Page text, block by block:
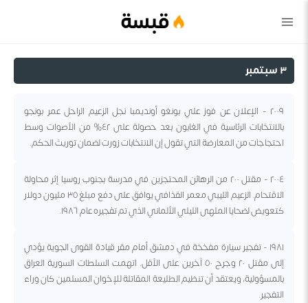
قبسة
٣ سبتمبر
٢٠٠٩ - الإعلان عن فوز علي بونغو أونديمبا نجل الزعيم الراحل عمر بونجو
بالانتخابات الرئاسية في الغابون بعد حصولة على ٤٢% من الأصوات وسط
احتجاجات من المعارضة التي تقول إن الانتخابات زورت لضمان توريث الحكم.
٢٠٠٤ - مقتل ٢٠٠ من الرهائن المحتجزين في مدرسة بجنوب روسيا إثر محاولة
الاقتحام. الزعيم الليبي معمر القذافي يوافق على دفع مبلغ ٣٥ مليون دولار
كتعويض لضحايا الملهى الليلي الألماني الذي تم تفجيره عام ١٩٨٦.
١٩٨١ - تفجير سيارة مفخخة في دمشق أمام مقر قيادة القوى الجوية يؤدي
إلى مقتل ٢٠ وجرح ٥٠ آخرين على الأقل. اتهمت السلطات السورية العراق
بالمسؤولية، ويعتقد أن تنظيم الطليعة المقاتلة للإخوان المسلمين كان وراء
التفجير.